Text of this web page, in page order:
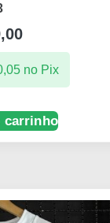
no Pix
carrinho